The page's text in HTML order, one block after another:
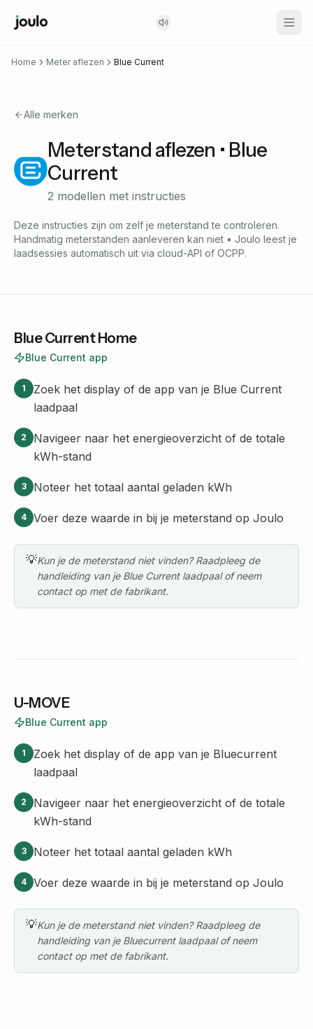
Home Meter aflezen Blue Current
Alle merken
Meterstand aflezen • Blue
Current
2 modellen met instructies
Deze instructies zijn om zelf je meterstand te controleren.
Handmatig meterstanden aanleveren kan niet • Joulo leest je
laadsessies automatisch uit via cloud-API of OCPP.
Blue Current Home
Blue Current app
1
Zoek het display of de app van je Blue Current
laadpaal
2
Navigeer naar het energieoverzicht of de totale
kWh-stand
3 Noteer het totaal aantal geladen kWh
4 Voer deze waarde in bij je meterstand op Joulo
💡Kun je de meterstand niet vinden? Raadpleeg de
handleiding van je Blue Current laadpaal of neem
contact op met de fabrikant.
U-MOVE
Blue Current app
1
Zoek het display of de app van je Bluecurrent
laadpaal
2
Navigeer naar het energieoverzicht of de totale
kWh-stand
3 Noteer het totaal aantal geladen kWh
4 Voer deze waarde in bij je meterstand op Joulo
💡Kun je de meterstand niet vinden? Raadpleeg de
handleiding van je Bluecurrent laadpaal of neem
contact op met de fabrikant.